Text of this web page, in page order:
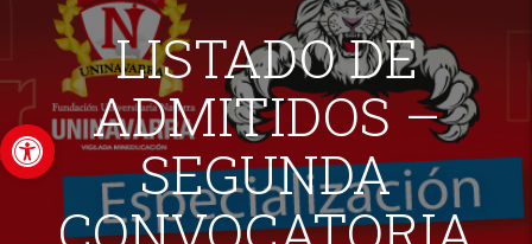
Abrir barra de herramientas
LISTADO DE
ADMITIDOS –
SEGUNDA